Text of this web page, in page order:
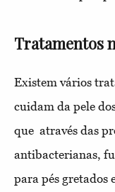
Tratamentos
Existem vários
cuidam da pele
que através das
antibacterianas,
para pés gretados